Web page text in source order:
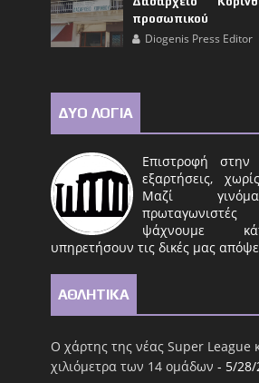
προσωπικού
Diogenis Press Editor
ΔΥΟ ΛΟΓΙΑ
Επιστροφή στην
εξαρτήσεις,
Μαζί
ψάχνουμε
υπηρετήσουν τις δικές μας
ΑΘΛΗΤΙΚΑ
Ο χάρτης της νέας Super League
χιλιόμετρα των 14 ομάδων - 5/28/